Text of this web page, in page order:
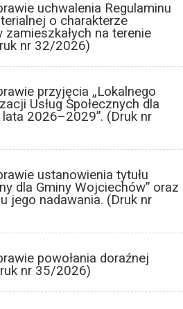
uchwalenia Regulaminu
o charakterze
na terenie
nr 32/2026)
przyjęcia „Lokalnego
Usług Społecznych dla
2026–2029”. (Druk nr
ustanowienia tytułu
dla Gminy Wojciechów” oraz
jego nadawania. (Druk nr
powołania doraźnej
nr 35/2026)